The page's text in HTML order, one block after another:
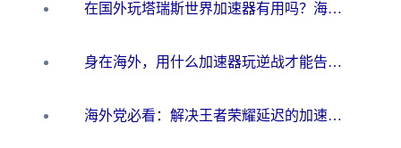
在国外玩塔瑞斯世界加速器有用吗？海外玩家亲测后的真实答案
身在海外，用什么加速器玩逆战才能告别延迟？
海外党必看：解决王者荣耀延迟的加速器终极指南——从EVE到猫和老鼠，一个工具全搞定